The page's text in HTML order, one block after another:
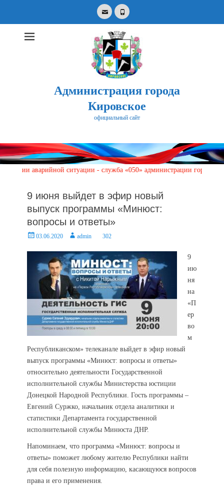
EmailPhone
Администрация города
Кировское
официальный сайт
for:
ситуации - служба «050» администрации города
9 июня выйдет в эфир новый
выпуск программы «Минюст:
вопросы и ответы»
Posted03.06.2020 Authoradmin 302
9
ию
ня
на
«П
ер
во
м
Республиканском» телеканале выйдет в эфир новый
выпуск программы «Минюст: вопросы и ответы»
относительно деятельности Государственной
исполнительной службы Министерства юстиции
Донецкой Народной Республики. Гость программы –
Евгений Суржко, начальник отдела аналитики и
статистики Департамента государственной
исполнительной службы Минюста ДНР.
Напоминаем, что программа «Минюст: вопросы и
ответы» поможет любому жителю Республики найти
для себя полезную информацию, касающуюся вопросов
права и его применения.